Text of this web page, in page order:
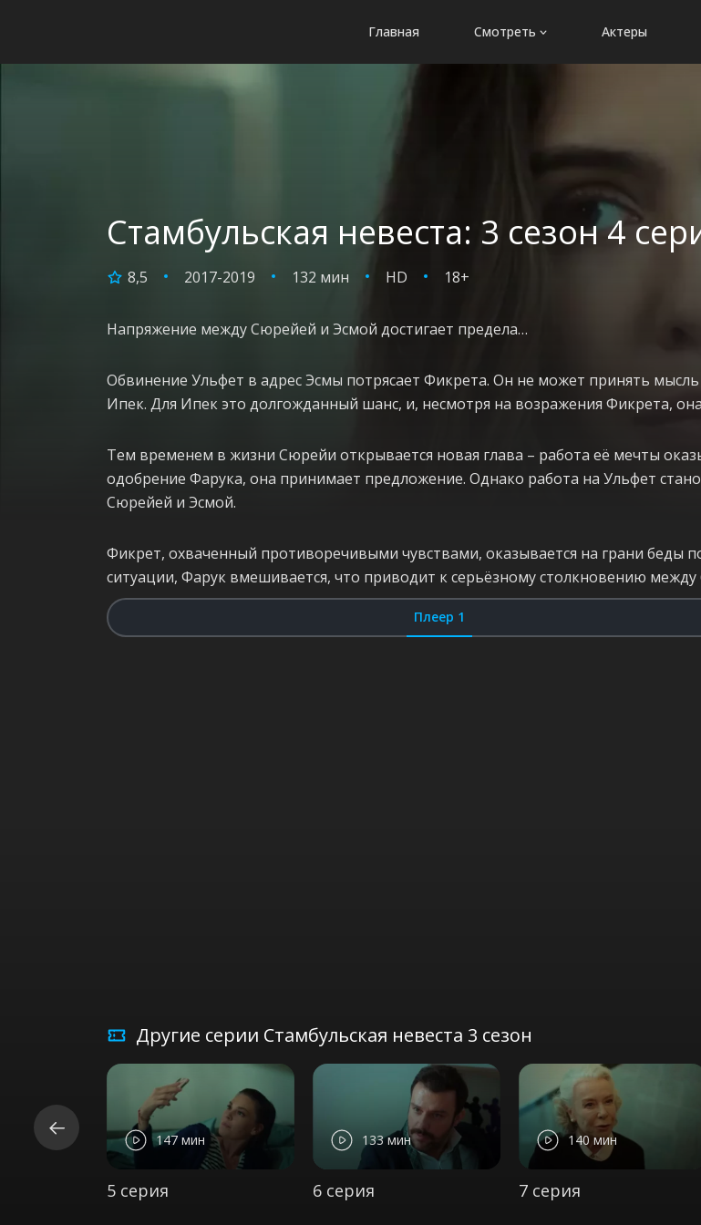
Главная Смотреть Актеры
Стамбульская невеста: 3 сезон 4
8,5 2017-2019 132 мин HD 18+
Напряжение между Сюрейей и Эсмой достигает предела…
Обвинение Ульфет в адрес Эсмы потрясает Фикрета. Он не может принять мысль
Ипек. Для Ипек это долгожданный шанс, и, несмотря на возражения Фикрета,
Тем временем в жизни Сюрейи открывается новая глава – работа её мечты
одобрение Фарука, она принимает предложение. Однако работа на Ульфет
Сюрейей и Эсмой.
Фикрет, охваченный противоречивыми чувствами, оказывается на грани беды
ситуации, Фарук вмешивается, что приводит к серьёзному столкновению между
Плеер 1
Другие серии Стамбульская невеста 3 сезон
147 мин
5 серия
133 мин
6 серия
140 мин
7 серия